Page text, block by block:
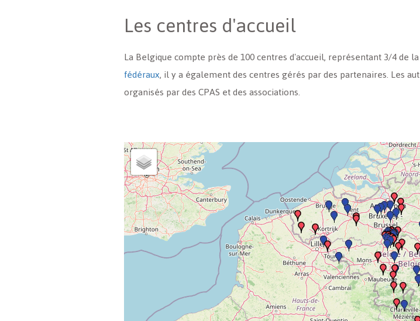
Les centres d'accueil
La Belgique compte près de 100 centres d'accueil, représentant 3/4 de
fédéraux, il y a également des centres gérés par des partenaires. Les
organisés par des CPAS et des associations.